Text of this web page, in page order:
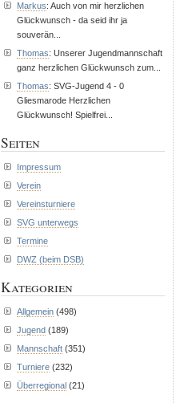
Markus: Auch von mir herzlichen
Glückwunsch - da seid ihr ja
souverän...
Thomas: Unserer Jugendmannschaft
ganz herzlichen Glückwunsch zum...
Thomas: SVG-Jugend 4 - 0
Gliesmarode Herzlichen
Glückwunsch! Spielfrei...
Seiten
Impressum
Verein
Vereinsturniere
SVG unterwegs
Termine
DWZ (beim DSB)
Kategorien
Allgemein (498)
Jugend (189)
Mannschaft (351)
Turniere (232)
Überregional (21)